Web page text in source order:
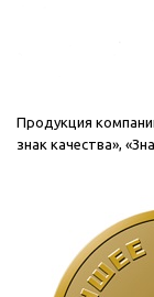
Продукция
знак качества»,